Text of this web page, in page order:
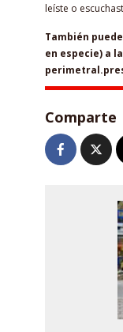
leíste o
También
en especie) a
Comparte